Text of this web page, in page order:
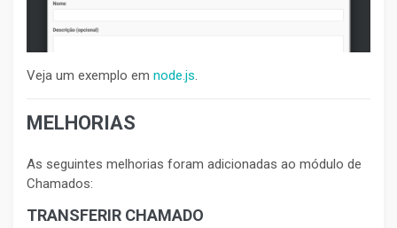
Veja um exemplo em node.js.
MELHORIAS
As seguintes melhorias foram adicionadas ao módulo de
Chamados:
TRANSFERIR CHAMADO